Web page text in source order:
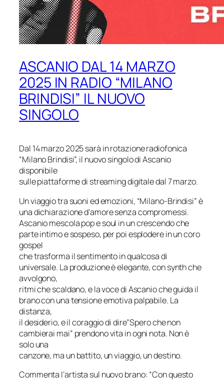
ASCANIO DAL 14 MARZO
2025 IN RADIO “MILANO
BRINDISI” IL NUOVO
SINGOLO
Dal 14 marzo 2025 sarà in rotazione radiofonica
“Milano Brindisi”, il nuovo singolo di Ascanio
disponibile
sulle piattaforme di streaming digitale dal 7 marzo.
Un viaggio tra suoni ed emozioni, “Milano-Brindisi” è
una dichiarazione d’amore senza compromessi.
Ascanio mescola pop e soul in un crescendo che
parte intimo e sospeso, per poi esplodere in un coro
gospel
che trasforma il sentimento in qualcosa di
universale. La produzione è elegante, con synth che
avvolgono,
ritmi che scaldano, e la voce di Ascanio che guida il
brano con una tensione emotiva palpabile. La
distanza,
il desiderio, e il coraggio di dire”Spero che non
cambierai mai” prendono vita in ogni nota. Non è
solo una
canzone, ma un battito, un viaggio, un destino.
Commenta l’artista sul nuovo brano: “Con questo